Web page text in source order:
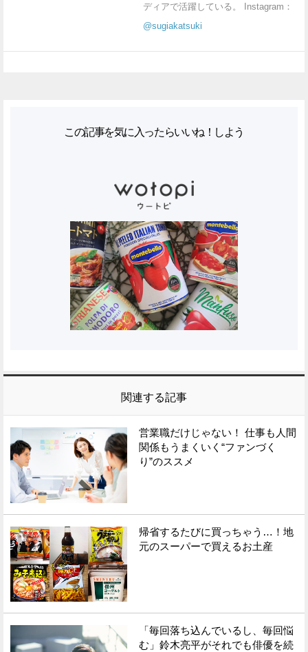
ディアで活躍している。 Instagram：
@sugiakatsuki
この記事を気に入ったらいいね！しよう
関連する記事
営業職だけじゃない！ 仕事も人間
関係もうまくいく“ファンづく
り”のススメ
帰省するたびに買っちゃう…！地
元のスーパーで買えるお土産
「毎回落ち込んでいるし、毎回悩
む」鈴木亮平がそれでも俳優を続